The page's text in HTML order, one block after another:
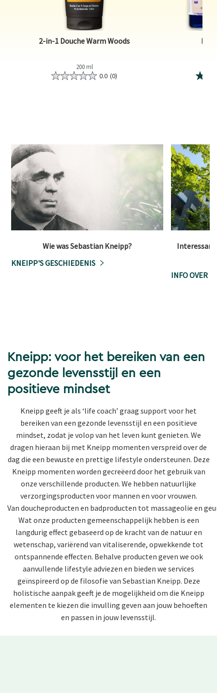
2-in-1 Douche Warm Woods
200 ml
0.0 (0)
Wie was Sebastian Kneipp?
KNEIPP'S GESCHIEDENIS
INFO OVER
Kneipp: voor het bereiken van een
gezonde levensstijl en een
positieve mindset
Kneipp geeft je als ‘life coach’ graag support voor het
bereiken van een gezonde levensstijl en een positieve
mindset, zodat je volop van het leven kunt genieten. We
dragen hieraan bij met Kneipp momenten verspreid over de
dag die een bewuste en prettige lifestyle ondersteunen. Deze
Kneipp momenten worden gecreëerd door het gebruik van
onze verschillende producten. We hebben natuurlijke
verzorgingsproducten voor mannen en voor vrouwen.
Van doucheproducten en badproducten tot massageolie en
Wat onze producten gemeenschappelijk hebben is een
langdurig effect gebaseerd op de kracht van de natuur en
wetenschap, variërend van vitaliserende, opwekkende tot
ontspannende effecten. Behalve producten geven we ook
aanvullende lifestyle adviezen en bieden we services
geïnspireerd op de filosofie van Sebastian Kneipp. Deze
holistische aanpak geeft je de mogelijkheid om die Kneipp
elementen te kiezen die invulling geven aan jouw behoeften
en passen in jouw levensstijl.